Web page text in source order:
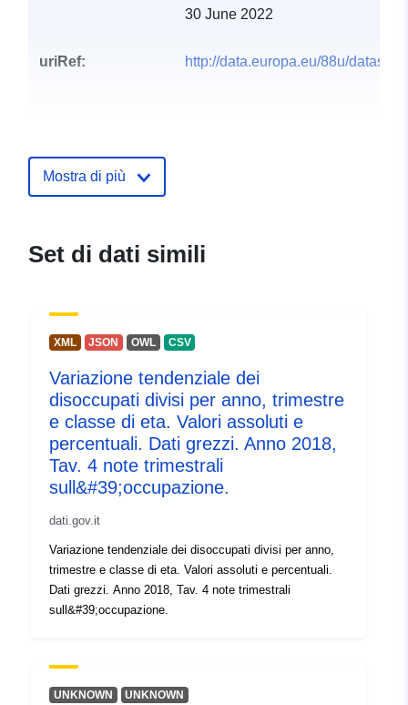
30 June 2022
uriRef: http://data.europa.eu/88u/dataset/
Mostra di più
Set di dati simili
XML JSON OWL CSV
Variazione tendenziale dei
disoccupati divisi per anno, trimestre
e classe di eta. Valori assoluti e
percentuali. Dati grezzi. Anno 2018,
Tav. 4 note trimestrali
sull&#39;occupazione.
dati.gov.it
Variazione tendenziale dei disoccupati divisi per anno,
trimestre e classe di eta. Valori assoluti e percentuali.
Dati grezzi. Anno 2018, Tav. 4 note trimestrali
sull&#39;occupazione.
UNKNOWN UNKNOWN